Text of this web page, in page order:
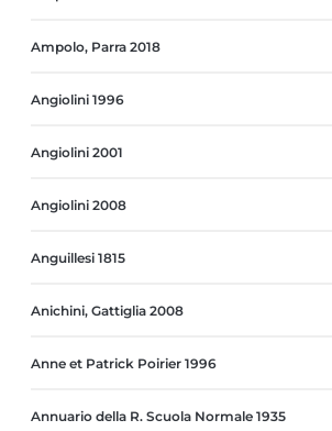
Ampolo, Parra 2018
Angiolini 1996
Angiolini 2001
Angiolini 2008
Anguillesi 1815
Anichini, Gattiglia 2008
Anne et Patrick Poirier 1996
Annuario della R. Scuola Normale 1935